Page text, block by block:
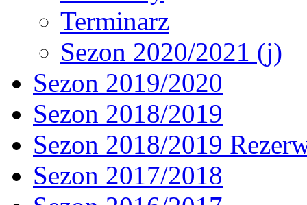
Terminarz
Sezon 2020/2021 (j)
Sezon 2019/2020
Sezon 2018/2019
Sezon 2018/2019
Sezon 2017/2018